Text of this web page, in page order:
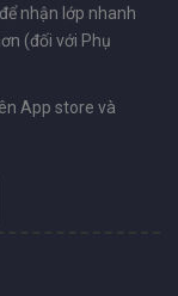
nhận lớp nhanh
(đối với Phụ
App store và